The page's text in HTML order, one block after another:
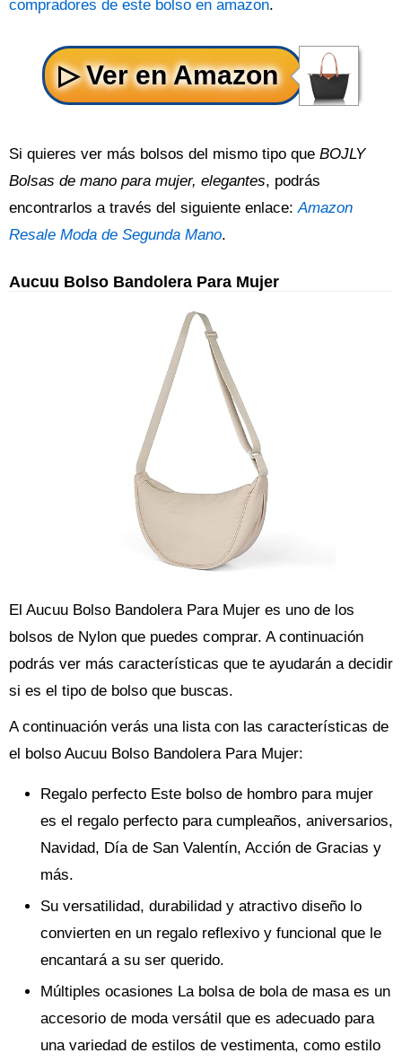
compradores de este bolso en amazon.
Si quieres ver más bolsos del mismo tipo que BOJLY
Bolsas de mano para mujer, elegantes, podrás
encontrarlos a través del siguiente enlace:Amazon
Resale Moda de Segunda Mano.
Aucuu Bolso Bandolera Para Mujer
El Aucuu Bolso Bandolera Para Mujer es uno de los
bolsos de Nylon que puedes comprar. A continuación
podrás ver más características que te ayudarán a decidir
si es el tipo de bolso que buscas.
A continuación verás una lista con las características de
el bolso Aucuu Bolso Bandolera Para Mujer:
Regalo perfecto Este bolso de hombro para mujer
es el regalo perfecto para cumpleaños, aniversarios,
Navidad, Día de San Valentín, Acción de Gracias y
más.
Su versatilidad, durabilidad y atractivo diseño lo
convierten en un regalo reflexivo y funcional que le
encantará a su ser querido.
Múltiples ocasiones La bolsa de bola de masa es un
accesorio de moda versátil que es adecuado para
una variedad de estilos de vestimenta, como estilo